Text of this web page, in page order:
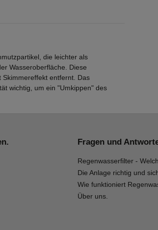
die leichter als
Wasseroberfläche. Diese
entfernt. Das
wichtig, um ein "Umkippen" des
Fragen und
Regenwasserfilter -
Die Anlage richtig und
Wie funktioniert
Über uns.